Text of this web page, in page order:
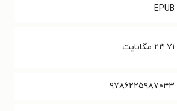
EPUB
۲۳.۷۱ مگابایت
۹۷۸۶۲۲۵۹۸۷۰۴۳